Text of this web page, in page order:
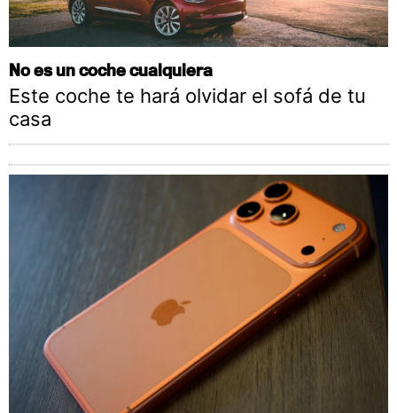
No es un coche cualquiera
Este coche te hará olvidar el sofá de tu
casa